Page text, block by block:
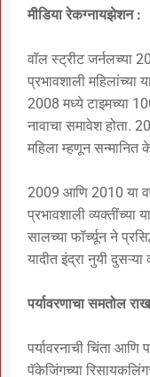
मीडिया रेकग्नायझेशन :
वॉल स्ट्रीट जर्नलच्या
प्रभावशाली
2008 मध्ये टाइमच्या
नावाचा समावेश होता.
महिला म्हणून सन्मानित
2009 आणि 2010 या
प्रभावशाली व्यक्तींच्या
सालच्या फॉर्च्यून ने
यादीत इंद्रा नुयी दुसऱ्या
पर्यावरणाचा समतोल
पर्यावरनाची चिंता आणि
पॅकेजिंगच्या